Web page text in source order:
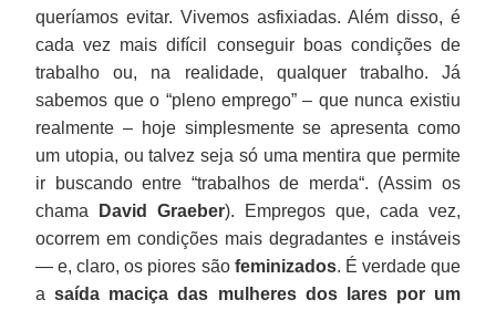
queríamos evitar. Vivemos asfixiadas. Além disso, é
cada vez mais difícil conseguir boas condições de
trabalho ou, na realidade, qualquer trabalho. Já
sabemos que o “pleno emprego” – que nunca existiu
realmente – hoje simplesmente se apresenta como
um utopia, ou talvez seja só uma mentira que permite
ir buscando entre “trabalhos de merda“. (Assim os
chama
David Graeber). Empregos que, cada vez,
ocorrem em condições mais degradantes e instáveis
— e, claro, os piores são feminizados. É verdade que
asaída maciça das mulheres dos lares por um